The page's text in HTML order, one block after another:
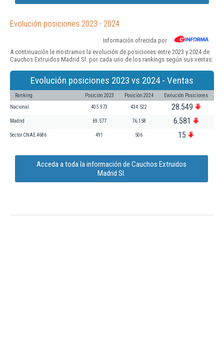
Evolución posiciones 2023 - 2024
Información ofrecida por
A continuación le mostramos la evolución de posiciones entre 2023 y 2024 de
Cauchos Extruidos Madrid Sl. por cada uno de los rankings según sus ventas:
Evolución posiciones 2023 vs 2024 - Ventas
Ranking Posición 2023 Posición 2024 Evolución Posiciones
Nacional 405.973 434.522 28.549
Madrid 69.577 76.158 6.581
Sector CNAE 4686 491 506 15
Acceda a toda la información de Cauchos Extruidos
Madrid Sl.